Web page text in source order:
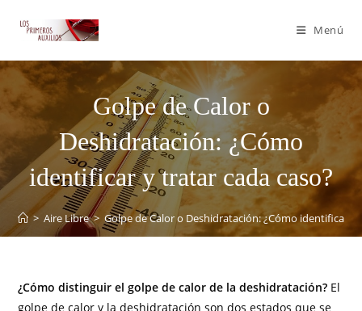
Menú
Golpe de Calor o
Deshidratación: ¿Cómo
identificar y tratar cada caso?
> Aire Libre > Golpe de Calor o Deshidratación: ¿Cómo identificar y
¿Cómo distinguir el golpe de calor de la deshidratación? El
golpe de calor y la deshidratación son dos estados que se